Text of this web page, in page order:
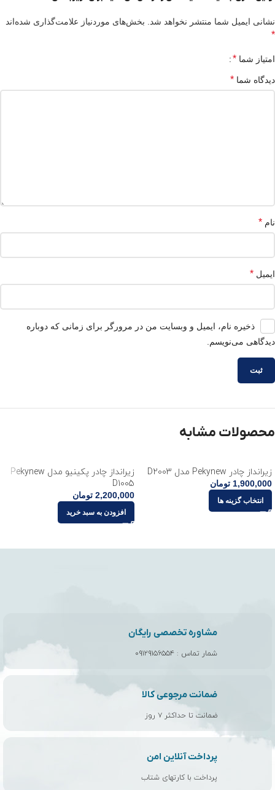
نشانی ایمیل شما منتشر نخواهد شد. بخش‌های موردنیاز علامت‌گذاری شده‌اند
*
امتیاز شما *
دیدگاه شما *
نام *
ایمیل *
ذخیره نام، ایمیل و وبسایت من در مرورگر برای زمانی که دوباره
دیدگاهی می‌نویسم.
محصولات مشابه
زیرانداز چادر Pekynew مدل D2003
1,900,000 تومان
انتخاب گزینه ها
زیرانداز چادر پکینیو مدل Pekynew
D1005
2,200,000 تومان
افزودن به سبد خرید
مشاوره تخصصی رایگان
شمار تماس : ۰۹۱۲۹۱۵۶۵۵۴
ضمانت مرجوعی کالا
ضمانت تا حداکثر ۷ روز
پرداخت آنلاین امن
پرداخت با کارتهای شتاب